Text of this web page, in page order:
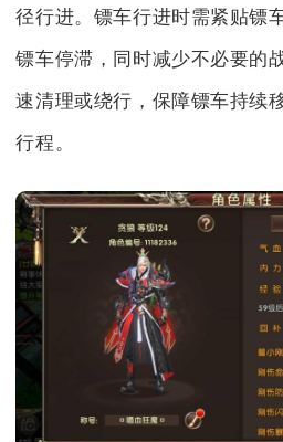
径行进。镖车行进时需紧贴镖
镖车停滞，同时减少不必要的
速清理或绕行，保障镖车持续
行程。